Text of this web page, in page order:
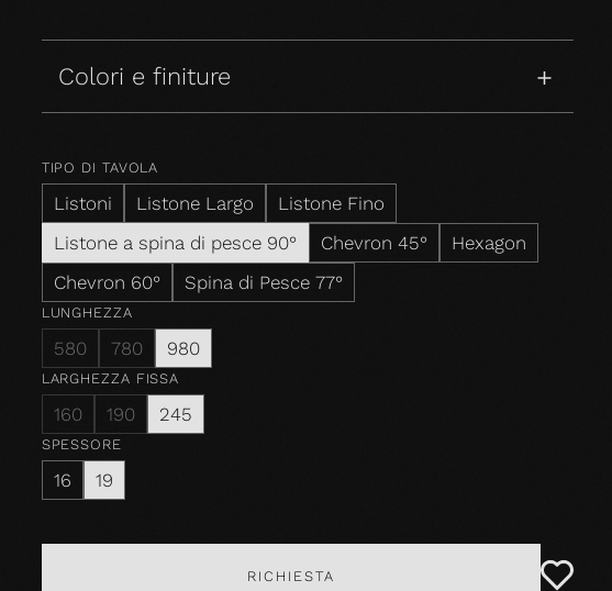
Colori e finiture
TIPO DI TAVOLA
Listoni Listone Largo
Listone Fino
Listone a spina di pesce 90°
Chevron 45°
Hexagon
Chevron 60°
Spina di Pesce 77°
LUNGHEZZA
580 780 980
LARGHEZZA FISSA
160 190 245
SPESSORE
16 19
RICHIESTA